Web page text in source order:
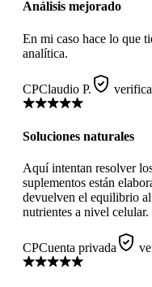
Análisis mejorado
En mi caso hace lo que
analítica.
CPClaudio P.
Soluciones naturales
Aquí intentan resolver
suplementos están
devuelven el equilibrio
nutrientes a nivel celular.
CPCuenta privada